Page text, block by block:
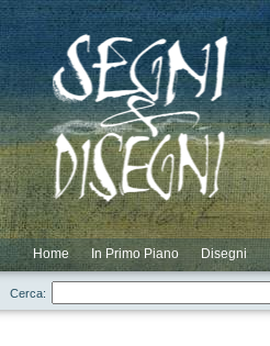
Home In Primo Piano Disegni
Novità
Scontati
Elenco Completo
Elenco Autori
Elenco Cataloghi
Elenco Residui
Login
Registrazione
Cerca: